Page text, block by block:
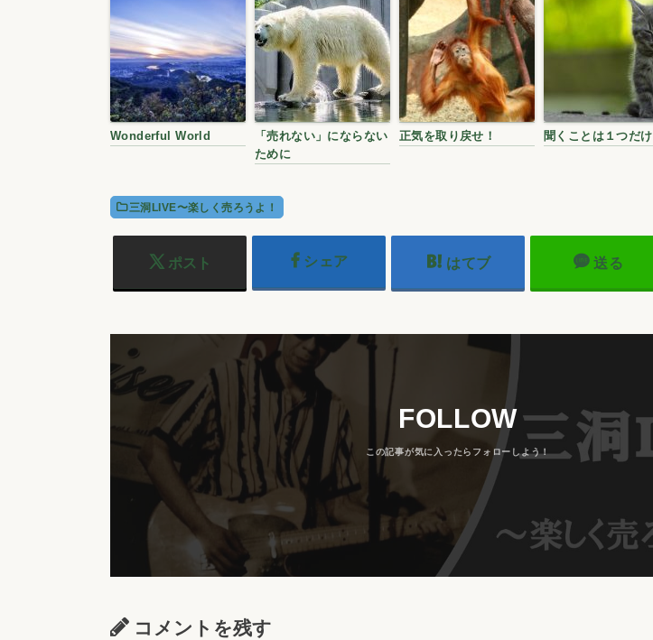
Wonderful World
「売れない」にならない
ために
正気を取り戻せ！ 聞くことは１つだけ
三洞LIVE〜楽しく売ろうよ！
ポスト シェア はてブ 送る
FOLLOW
コメントを残す